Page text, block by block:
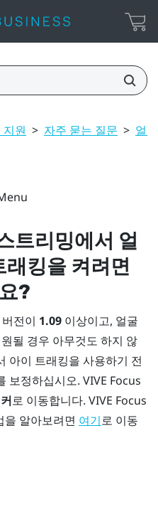
원 > 자주 묻는 질문 > 얼
트리밍에서 얼
래킹을 켜려면
?
전이 1.09 이상이고, 얼굴
될 경우 아무것도 하지 않
아이 트래킹을 사용하기 전
보정하십시오. VIVE Focus
로 이동합니다. VIVE Focus
을 알아보려면 여기 로 이동